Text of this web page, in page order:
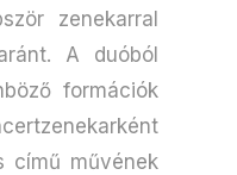
zenekarral
A duóból
formációk
című művének